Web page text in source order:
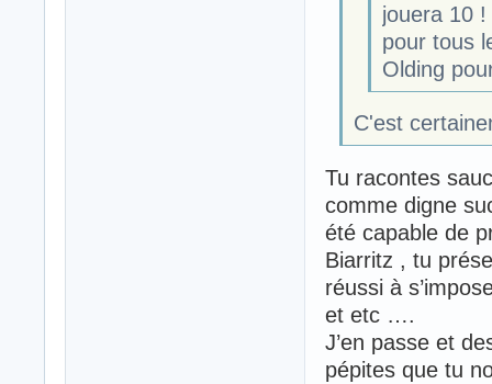
jouera 10
pour tous
Olding
C'est
Tu racontes
comme digne
été capable de
Biarritz , tu
réussi à
et etc ….
J’en passe et
pépites que tu